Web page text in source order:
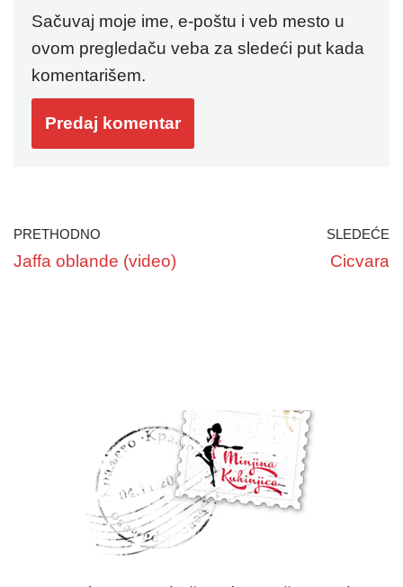
Sačuvaj moje ime, e-poštu i veb mesto u
ovom pregledaču veba za sledeći put kada
komentarišem.
PRETHODNO
Jaffa oblande (video)
SLEDEĆE
Cicvara